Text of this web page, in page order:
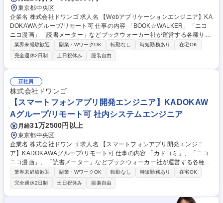
東京都中央区
企業名 株式会社ドワンゴ 求人名 【Webアプリケーションエンジニア】KA
DOKAWAグループ/リモート可 仕事の内容 「BOOK☆WALKER」「ニコ
ニコ漫画」「読書メーター」などブックウォーカー社が運営する各種サー
ビスのWebアプリケーションの設計・開発担当のお仕事です。 業務は各
エンジニアはそれぞれ得意な技術領域を持ちつつ、コーディング/インフラ
構築/サービス改善など機能横断的に開発に参加しています。チームにより
モブプログラミングを実施しています。デザイナや運営などのエンジニア
以外のチームとも垣根なくサービスを改善していくため、職分にとらわれ
ず様々な挑戦ができます。 募集職種 【Webアプリケーションエンジニ
ア】KADOKAWAグループ/リモート可
業界未経験歓迎 副業・WワークOK 転勤なし 時短勤務あり
在宅OK
完全週休2日制
土日祝休み 服装自由
正社員
株式会社ドワンゴ
【スマートフォンアプリ開発エンジニア】KADOKAW
Aグループ/リモート可 社内システムエンジニア
月給31万2500円以上
東京都中央区
企業名 株式会社ドワンゴ 求人名 【スマートフォンアプリ開発エンジニ
ア】KADOKAWAグループ/リモート可 仕事の内容 「カドコミ」、「ニコ
ニコ漫画」、「読書メーター」などブックウォーカー社が運営する各種サ
ービスのスマートフォンネイティブアプリの設計・開発担当のお仕事で
す。 業務は実装を主としますが、ディレクター／UI・UXデザイナー／サ
ービス運営担当などエンジニア以外のチームとも垣根なく、そして密にコ
ミュニケーションをとりながら、各アプリ／プロダクトをより良くするた
業界未経験歓迎 副業・WワークOK 転勤なし 時短勤務あり
在宅OK
完全週休2日制
土日祝休み 服装自由